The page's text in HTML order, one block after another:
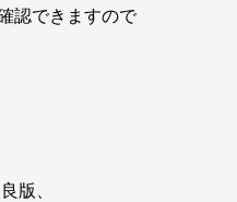
認できますので
版、